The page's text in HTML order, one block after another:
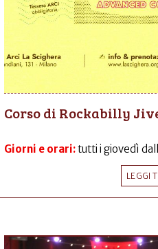
Corso di Rockabilly
Giorni e orari:tutti i giovedì
LEGGI